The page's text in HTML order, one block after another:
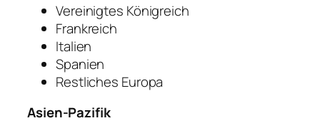
Vereinigtes Königreich
Frankreich
Italien
Spanien
Restliches Europa
Asien-Pazifik